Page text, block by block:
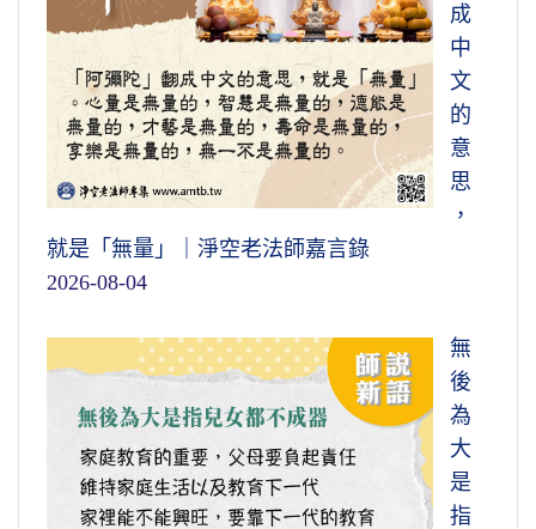
成
中
文
的
意
思
，
就是「無量」｜淨空老法師嘉言錄
2026-08-04
無
後
為
大
是
指